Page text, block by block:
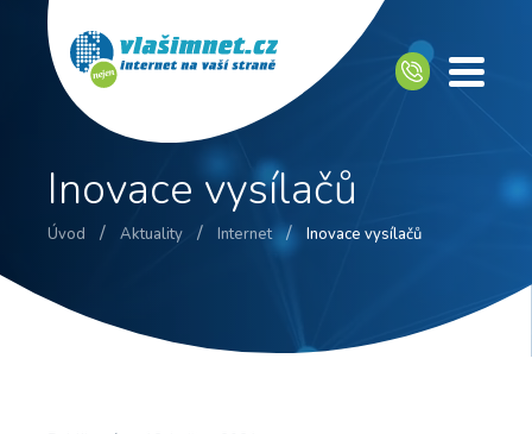
Inovace vysílačů
Úvod / Aktuality / Internet / Inovace vysílačů